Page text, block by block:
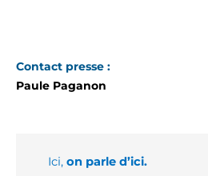
Contact presse :
Paule Paganon
Ici, on parle d’ici.